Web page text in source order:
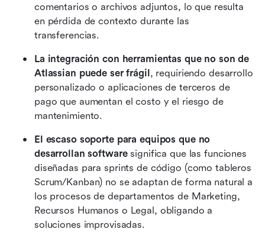
comentarios o archivos adjuntos, lo que resulta
en pérdida de contexto durante las
transferencias.
La integración con herramientas que no son de
Atlassian puede ser frágil, requiriendo desarrollo
personalizado o aplicaciones de terceros de
pago que aumentan el costo y el riesgo de
mantenimiento.
El escaso soporte para equipos que no
desarrollan software significa que las funciones
diseñadas para sprints de código (como tableros
Scrum/Kanban) no se adaptan de forma natural a
los procesos de departamentos de Marketing,
Recursos Humanos o Legal, obligando a
soluciones improvisadas.